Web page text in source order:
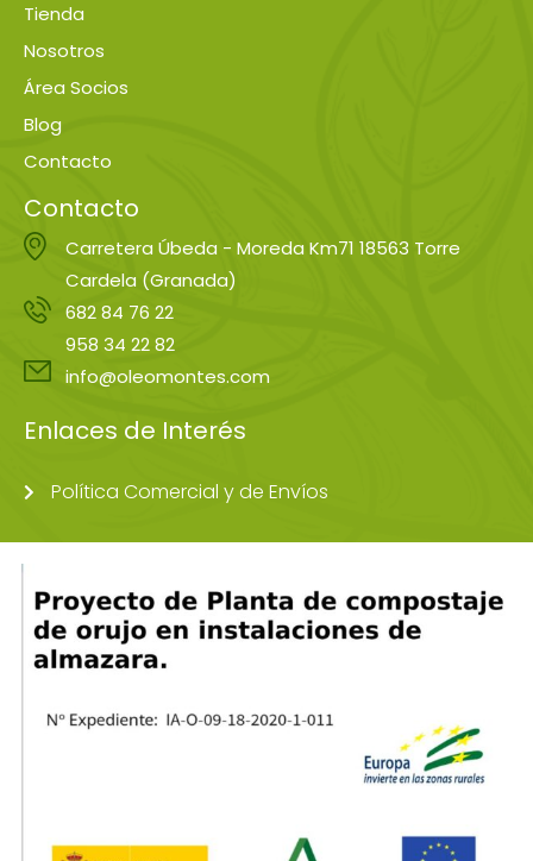
Tienda
Nosotros
Área Socios
Blog
Contacto
Contacto
Carretera Úbeda - Moreda Km71 18563 Torre
Cardela (Granada)
682 84 76 22
958 34 22 82
info@oleomontes.com
Enlaces de Interés
Política Comercial y de Envíos